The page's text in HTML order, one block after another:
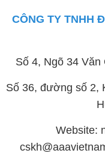
CÔNG TY TNHH
Số 4, Ngõ 34
Số 36, đường số 2,
Website: